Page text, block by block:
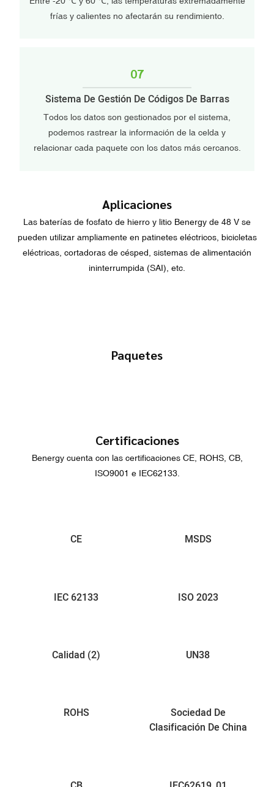
frías y calientes no afectarán su rendimiento.
07
Sistema De Gestión De Códigos De Barras
Todos los datos son gestionados por el sistema,
podemos rastrear la información de la celda y
relacionar cada paquete con los datos más cercanos.
Aplicaciones
Las baterías de fosfato de hierro y litio Benergy de 48 V se
pueden utilizar ampliamente en patinetes eléctricos, bicicletas
eléctricas, cortadoras de césped, sistemas de alimentación
ininterrumpida (SAI), etc.
Paquetes
Certificaciones
Benergy cuenta con las certificaciones CE, ROHS, CB,
ISO9001 e IEC62133.
CE MSDS
IEC 62133 ISO 2023
Calidad (2) UN38
ROHS
Sociedad De
Clasificación De China